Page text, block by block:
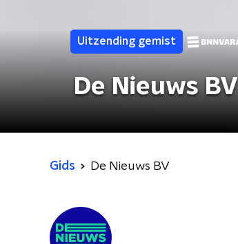
Uitzending gemist
De Nieuws BV
Gids De Nieuws BV